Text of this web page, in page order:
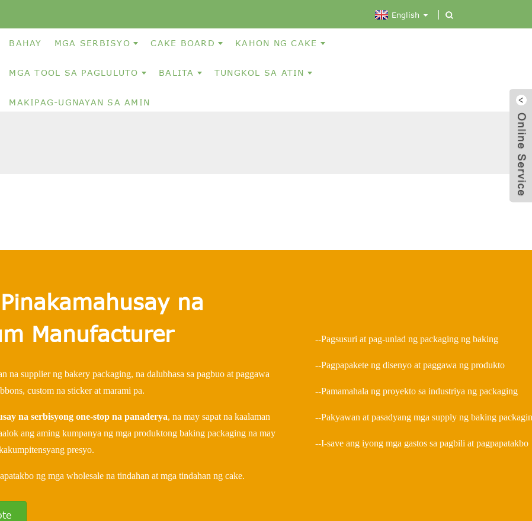
English
BAHAY MGA SERBISYO CAKE BOARD KAHON NG CAKE
MGA TOOL SA PAGLULUTO BALITA TUNGKOL SA ATIN
MAKIPAG-UGNAYAN SA AMIN
na
Manufacturer
na supplier ng bakery packaging, na dalubhasa sa pagbuo at paggawa
custom na sticker at marami pa.
na serbisyong one-stop na panaderya, na may sapat na kaalaman
ang aming kumpanya ng mga produktong baking packaging na may
presyo.
ng mga wholesale na tindahan at mga tindahan ng cake.
--Pagsusuri at pag-unlad ng packaging ng baking
--Pagpapakete ng disenyo at paggawa ng produkto
--Pamamahala ng proyekto sa industriya ng packaging
--Pakyawan at pasadyang mga supply ng baking
--I-save ang iyong mga gastos sa pagbili at pagpapatakbo